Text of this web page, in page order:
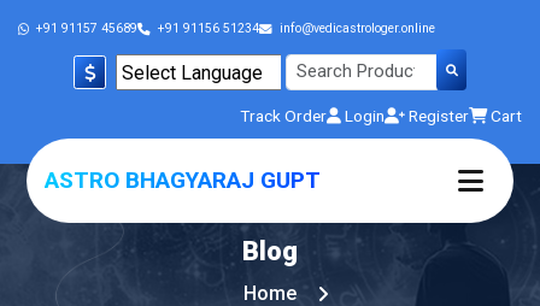
+91 91157 45689 +91 91156 51234 info@vedicastrologer.online
Translate
Track Order Login Register Cart
ASTRO BHAGYARAJ GUPT
Blog
Home